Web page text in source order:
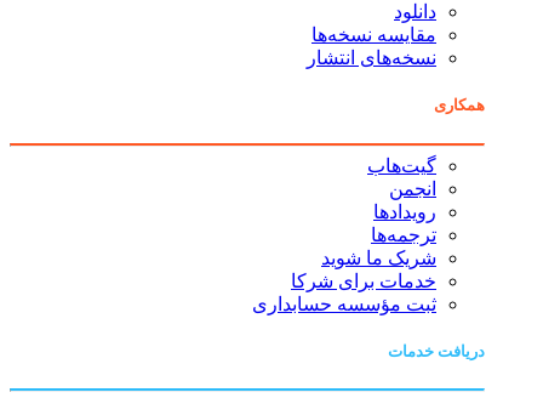
دانلود
مقایسه نسخه‌ها
نسخه‌های انتشار
همکاری
گیت‌هاب
انجمن
رویدادها
ترجمه‌ها
شریک ما شوید
خدمات برای شرکا
ثبت مؤسسه حسابداری
دریافت خدمات